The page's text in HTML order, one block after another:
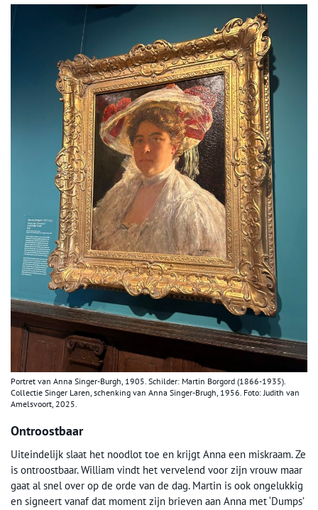
Portret van Anna Singer-Burgh, 1905. Schilder: Martin Borgord (1866-1935).
Collectie Singer Laren, schenking van Anna Singer-Brugh, 1956. Foto: Judith van
Amelsvoort, 2025.
Ontroostbaar
Uiteindelijk slaat het noodlot toe en krijgt Anna een miskraam. Ze
is ontroostbaar. William vindt het vervelend voor zijn vrouw maar
gaat al snel over op de orde van de dag. Martin is ook ongelukkig
en signeert vanaf dat moment zijn brieven aan Anna met ‘Dumps’